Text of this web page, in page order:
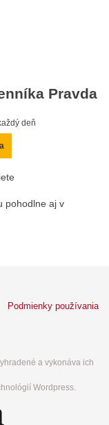
Pravda
deň
pohodlne aj v
Podmienky používania
a vykonáva ich
Wordpress.